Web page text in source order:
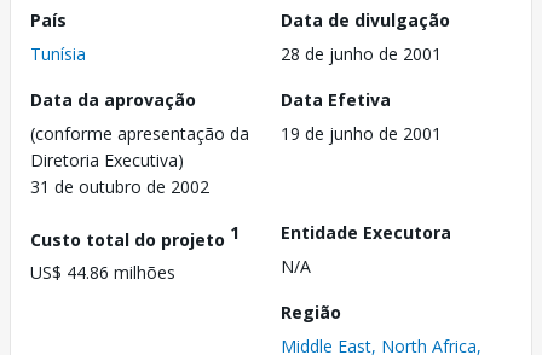
País
Tunísia
Data de divulgação
28 de junho de 2001
Data da aprovação
(conforme apresentação da
Diretoria Executiva)
31 de outubro de 2002
Data Efetiva
19 de junho de 2001
Custo total do projeto 1
US$ 44.86 milhões
Entidade Executora
N/A
Região
Middle East, North Africa,